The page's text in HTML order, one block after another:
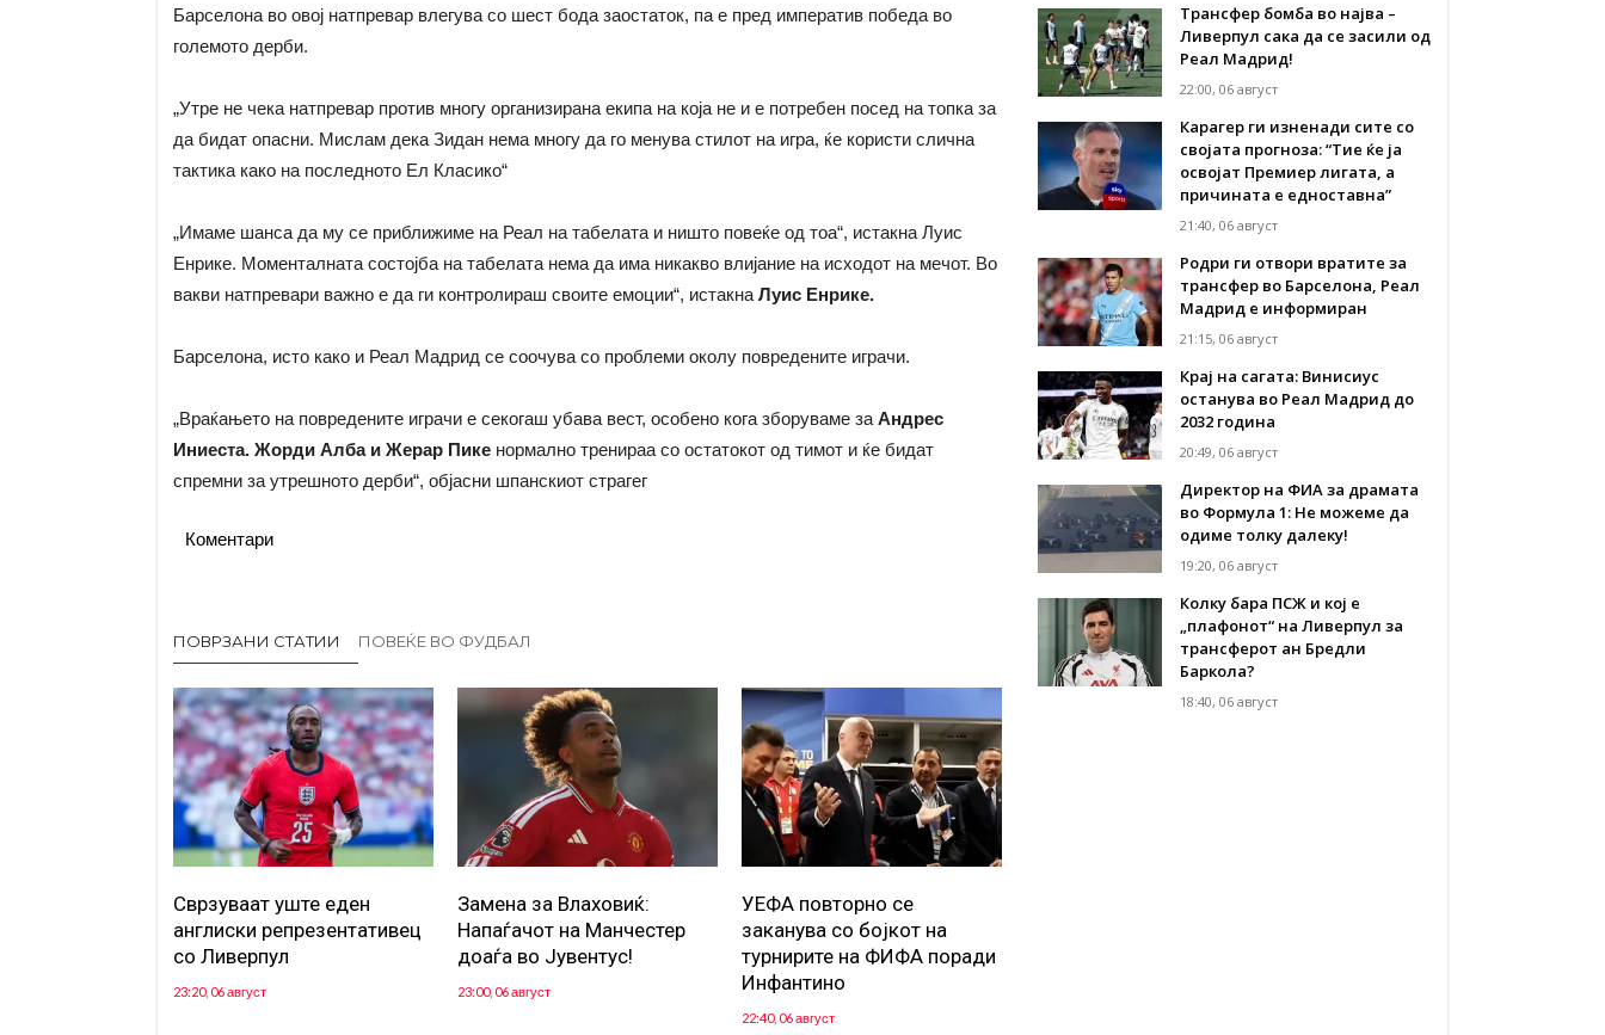
Барселона во овој натпревар влегува со шест бода заостаток, па е пред императив победа во
големото дерби.
„Утре не чека натпревар против многу организирана екипа на која не и е потребен посед на топка за
да бидат опасни. Мислам дека Зидан нема многу да го менува стилот на игра, ќе користи слична
тактика како на последното Ел Класико“
„Имаме шанса да му се приближиме на Реал на табелата и ништо повеќе од тоа“, истакна Луис
Енрике. Моменталната состојба на табелата нема да има никакво влијание на исходот на мечот. Во
вакви натпревари важно е да ги контролираш своите емоции“, истакна Луис Енрике.
Барселона, исто како и Реал Мадрид се соочува со проблеми околу повредените играчи.
„Враќањето на повредените играчи е секогаш убава вест, особено кога зборуваме за Андрес
Иниеста. Жорди Алба и Жерар Пикенормално тренираа со остатокот од тимот и ќе бидат
спремни за утрешното дерби“, објасни шпанскиот страгег
Коментари
ПОВРЗАНИ СТАТИИ ПОВЕЌЕ ВО ФУДБАЛ
Сврзуваат уште еден
англиски репрезентативец
со Ливерпул
23:20, 06 август
Замена за Влаховиќ:
Напаѓачот на Манчестер
доаѓа во Јувентус!
23:00, 06 август
УЕФА повторно се
заканува со бојкот на
турнирите на ФИФА поради
Инфантино
22:40, 06 август
Трансфер бомба во најва –
Ливерпул сака да се засили од
Реал Мадрид!
22:00, 06 август
Карагер ги изненади сите со
својата прогноза: “Тие ќе ја
освојат Премиер лигата, а
причината е едноставна”
21:40, 06 август
Родри ги отвори вратите за
трансфер во Барселона, Реал
Мадрид е информиран
21:15, 06 август
Крај на сагата: Винисиус
останува во Реал Мадрид до
2032 година
20:49, 06 август
Директор на ФИА за драмата
во Формула 1: Не можеме да
одиме толку далеку!
19:20, 06 август
Колку бара ПСЖ и кој е
„плафонот“ на Ливерпул за
трансферот ан Бредли
Баркола?
18:40, 06 август